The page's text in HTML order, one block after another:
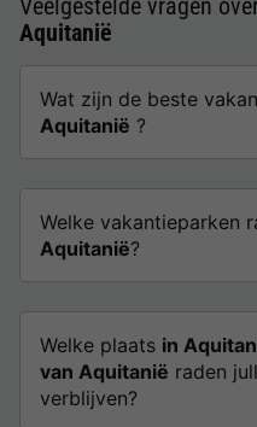
Aquitanië
Wat zijn de beste
Aquitanië ?
Welke vakantieparken
Aquitanië?
Welke plaats in
van Aquitanië raden
verblijven?